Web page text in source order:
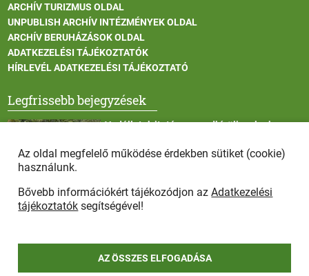
ARCHÍV TURIZMUS OLDAL
UNPUBLISH ARCHÍV INTÉZMÉNYEK OLDAL
ARCHÍV BERUHÁZÁSOK OLDAL
ADATKEZELÉSI TÁJÉKOZTATÓK
HÍRLEVÉL ADATKEZELÉSI TÁJÉKOZTATÓ
Legfrissebb bejegyzések
Vadállatok itatása a rendkívüli melegben
Afrikai sertéspestis - kérések a lakosság felé
Az oldal megfelelő működése érdekben sütiket (cookie)
használunk.
Bővebb információkért tájékozódjon azAdatkezelési
tájékoztatók segítségével!
AZ ÖSSZES ELFOGADÁSA